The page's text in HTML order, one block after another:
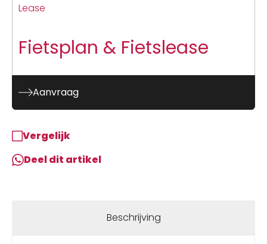
Lease
Fietsplan & Fietslease
Aanvraag
Vergelijk
Deel dit artikel
Beschrijving